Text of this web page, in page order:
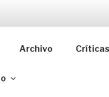
Archivo Críticas